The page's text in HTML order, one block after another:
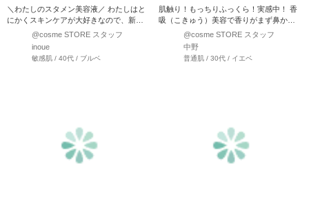
＼わたしのスタメン美容液／ わたしはと
にかくスキンケアが大好きなので、新商
品や人気の美容液を試す…
@cosme STORE スタッフ
inoue
敏感肌 / 40代 / ブルベ
肌触り！もっちりふっくら！実感中！ 香
吸（こきゅう）美容で香りがまず鼻から
スッーと入りフウーっと…
@cosme STORE スタッフ
中野
普通肌 / 30代 / イエベ